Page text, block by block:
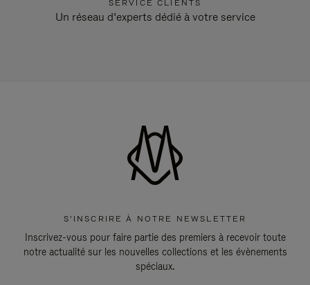
SERVICE CLIENTS
Un réseau d’experts dédié à votre service
S'INSCRIRE À NOTRE NEWSLETTER
Inscrivez-vous pour faire partie des premiers à recevoir toute
notre actualité sur les nouvelles collections et les évènements
spéciaux.